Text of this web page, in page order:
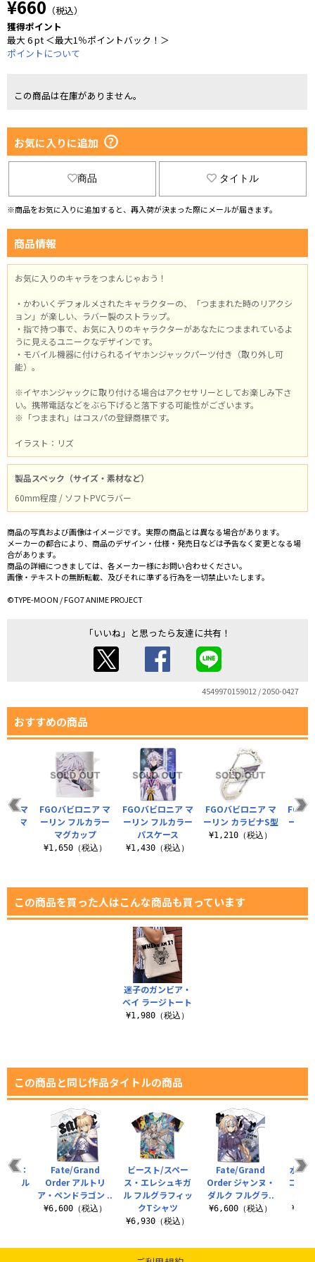
¥660 （税込）
獲得ポイント
最大 6 pt ＜最大1％ポイントバック！＞
ポイントについて
この商品は在庫がありません。
お気に入りに追加
商品 タイトル
※商品をお気に入りに追加すると、再入荷が決まった際にメールが届きます。
商品情報
お気に入りのキャラをつまんじゃおう！
・かわいくデフォルメされたキャラクターの、「つままれた時のリアクシ
ョン」が楽しい、ラバー製のストラップ。
・指で持つ事で、お気に入りのキャラクターがあなたにつままれているよ
うに見えるユニークなデザインです。
・モバイル機器に付けられるイヤホンジャックパーツ付き（取り外し可
能）。
※イヤホンジャックに取り付ける場合はアクセサリーとしてお楽しみ下さ
い。携帯電話などをぶら下げると落下する可能性がございます。
※「つままれ」はコスパの登録商標です。
イラスト：リズ
製品スペック（サイズ・素材など）
60mm程度 / ソフトPVCラバー
商品の写真および画像はイメージです。実際の商品とは異なる場合があります。
メーカーの都合により、商品のデザイン・仕様・発売日などは予告なく変更となる場
合があります。
商品の詳細につきましては、各メーカー様にお問い合わせください。
画像・テキストの無断転載、及びそれに準ずる行為を一切禁止いたします。
©TYPE-MOON / FGO7 ANIME PROJECT
「いいね」と思ったら友達に共有！
4549970159012 / 2050-0427
おすすめの商品
FGOバビロニア マ
ーリン フルカラー
パスケース
¥1,430（税込）
FGOバビロニア マ
ーリン カラビナS型
¥1,210（税込）
FGO
ーリ
ア マ
スマ
FGOバビロニア マ
ーリン フルカラー
マグカップ
¥1,650（税込）
この商品を買った人はこんな商品も買っています
迷子のガンビア・
ベイ ラージトート
¥1,980（税込）
この商品と同じ作品タイトルの商品
ビースト/スペー
ス・エレシュキガ
ル フルグラフィッ
クTシャツ
¥6,930（税込）
Fate/Grand
Order ジャンヌ・
ダルク フルグラ..
¥6,600（税込）
水着
コレ
グラ
喚：
クリル
Fate/Grand
Order アルトリ
ア・ペンドラゴン ..
¥6,600（税込）